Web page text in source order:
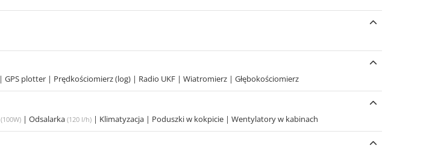
| GPS plotter | Prędkościomierz (log) | Radio UKF | Wiatromierz | Głębokościomierz
(100W) | Odsalarka (120 l/h) | Klimatyzacja | Poduszki w kokpicie | Wentylatory w kabinach